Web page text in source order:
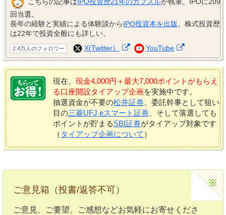
回当選。
長年の経験と実績による体験談からIPO投資本を出版。株式投資歴
は22年で投資全般にも詳しい。
2.4万人のフォロワー X(Twitter） YouTube
現在、 現金4,000円＋最大7,000ポイントがもらえ
る口座開設タイアップ企画を実施中です。
抽選資金が不要の松井証券、委託幹事として狙い
目の三菱UFJ eスマート証券、そして落選しても
ポイントが貯まるSBI証券がタイアップ対象です
（ タイアップ企画について ）
ご意見箱（投書/返答不可）
ご意見、ご要望、ご感想などお気軽にお寄せくださ